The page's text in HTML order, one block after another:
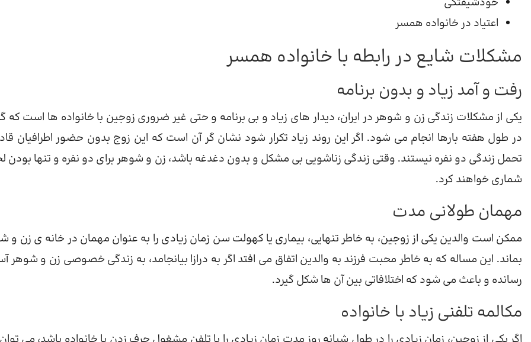
اعتیاد در خانواده همسر
مشکلات شایع در رابطه با خانواده همسر
رفت و آمد زیاد و بدون برنامه
یکی از مشکلات زندگی زن و شوهر در ایران، دیدار های زیاد و بی برنامه و حتی غیر ضروری زوجین با خانواده ها است که
در طول هفته بارها انجام می شود. اگر این روند زیاد تکرار شود نشان گر آن است که این زوج بدون حضور اطرافیان
تحمل زندگی دو نفره نیستند. وقتی زندگی زناشویی بی مشکل و بدون دغدغه باشد، زن و شوهر برای دو نفره و تنها بودن
شماری خواهند کرد.
مهمان طولانی مدت
ممکن است والدین یکی از زوجین، به خاطر تنهایی، بیماری یا کهولت سن زمان زیادی را به عنوان مهمان در خانه ی زن و
بماند. این مساله که به خاطر محبت فرزند به والدین اتفاق می افتد اگر به درازا بیانجامد، به زندگی خصوصی زن و شوهر
رسانده و باعث می شود که اختلافاتی بین آن ها شکل گیرد.
مکالمه تلفنی زیاد با خانواده